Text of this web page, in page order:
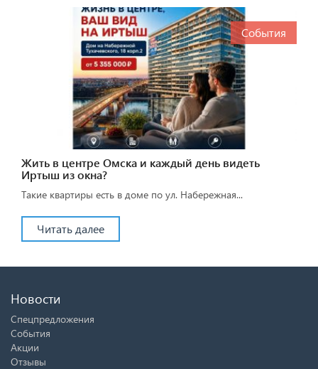
События
Жить в центре Омска и каждый день видеть
Иртыш из окна?
Такие квартиры есть в доме по ул. Набережная...
Читать далее
Новости
Спецпредложения
События
Акции
Отзывы